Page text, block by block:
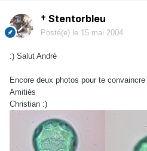
† Stentorbleu
Posté(e) le 15 mai 2004
:) Salut André
Encore deux photos pour te
Amitiés
Christian :)